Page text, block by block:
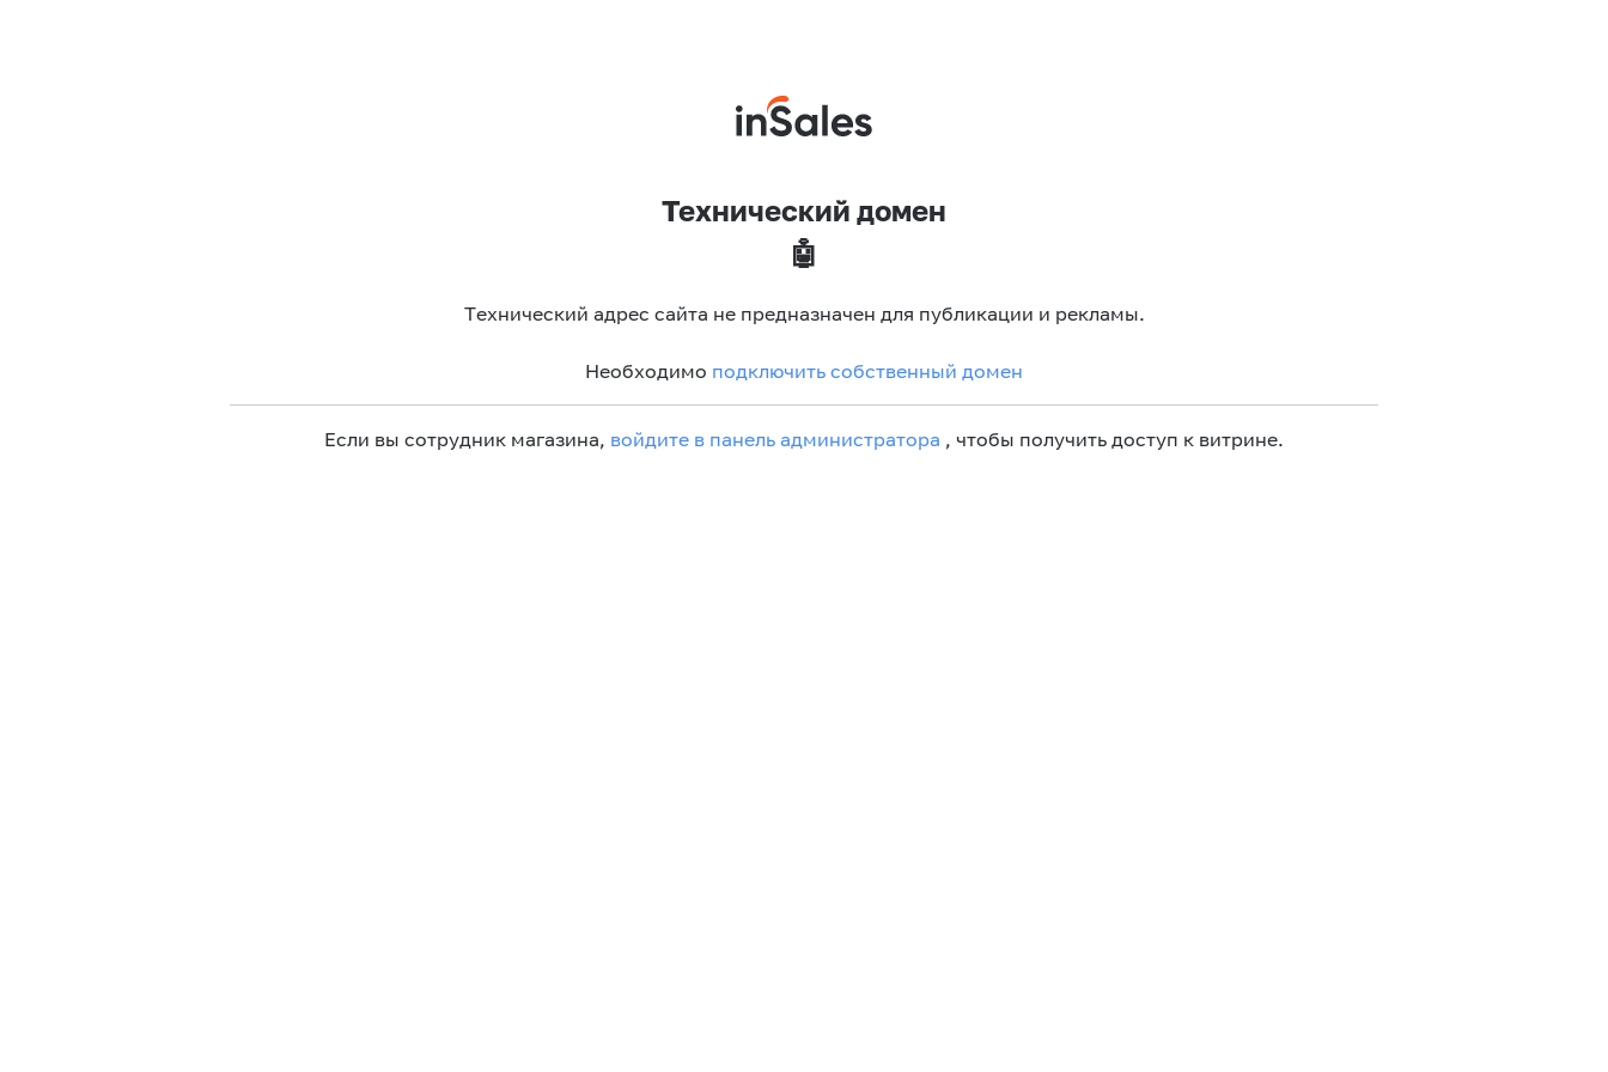
Технический домен
🤖
Технический адрес сайта не предназначен для публикации и рекламы.
Необходимо подключить собственный домен
Если вы сотрудник магазина, войдите в панель администратора , чтобы получить доступ к витрине.